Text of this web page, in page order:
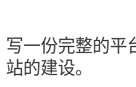
写一份完整的平
站的建设。